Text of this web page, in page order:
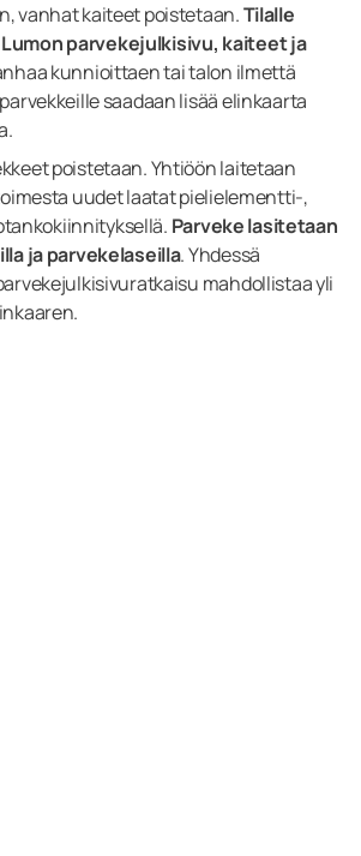
vanhat kaiteet poistetaan.Tilalle
parvekejulkisivu, kaiteet ja
kunnioittaen tai talon ilmettä
saadaan lisää elinkaarta
poistetaan. Yhtiöön laitetaan
uudet laatat pielielementti-,
Parveke lasitetaan
ja parvekelaseilla. Yhdessä
mahdollistaa yli